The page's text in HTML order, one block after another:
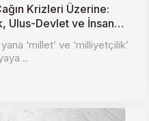
Krizleri Üzerine:
Ulus-Devlet ve İnsan
‘millet’ ve ‘milliyetçilik’
..